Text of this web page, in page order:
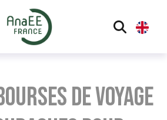
de Voyage